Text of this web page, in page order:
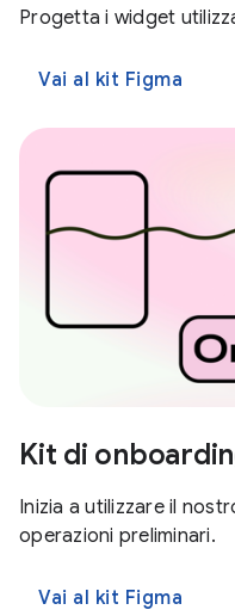
Progetta i widget
Vai al kit Figma
Kit di
Inizia a utilizzare il
operazioni preliminari.
Vai al kit Figma